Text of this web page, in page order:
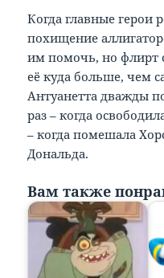
Когда главные герои
похищение
им помочь, но флирт
её куда больше, чем
Антуанетта дважды
раз – когда
– когда помешала
Дональда.
Вам также